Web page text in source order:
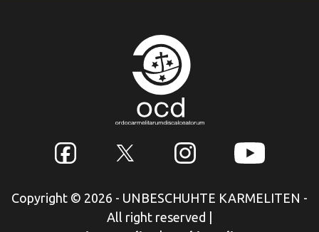
Copyright © 2026 - UNBESCHUHTE KARMELITEN -
All right reserved